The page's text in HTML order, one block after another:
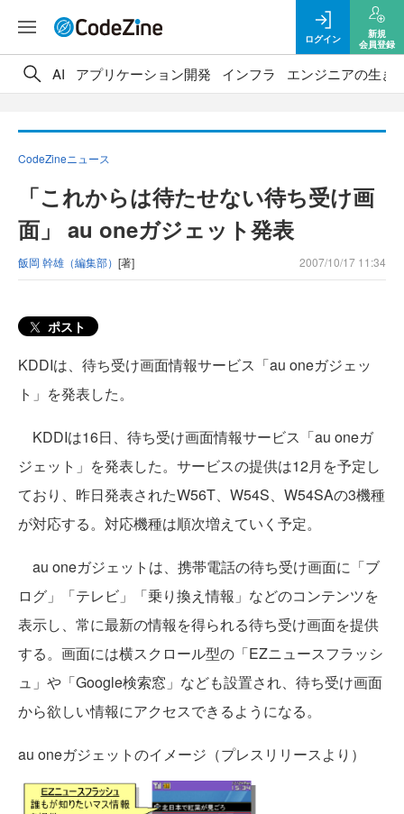
ログイン
新規
会員登録
AI アプリケーション開発 インフラ エンジニアの生き
CodeZineニュース
「これからは待たせない待ち受け画
面」 au oneガジェット発表
飯岡 幹雄（編集部） [著] 2007/10/17 11:34
ポスト
KDDIは、待ち受け画面情報サービス「au oneガジェッ
ト」を発表した。
KDDIは16日、待ち受け画面情報サービス「au oneガ
ジェット」を発表した。サービスの提供は12月を予定し
ており、昨日発表されたW56T、W54S、W54SAの3機種
が対応する。対応機種は順次増えていく予定。
au oneガジェットは、携帯電話の待ち受け画面に「ブ
ログ」「テレビ」「乗り換え情報」などのコンテンツを
表示し、常に最新の情報を得られる待ち受け画面を提供
する。画面には横スクロール型の「EZニュースフラッシ
ュ」や「Google検索窓」なども設置され、待ち受け画面
から欲しい情報にアクセスできるようになる。
au oneガジェットのイメージ（プレスリリースより）